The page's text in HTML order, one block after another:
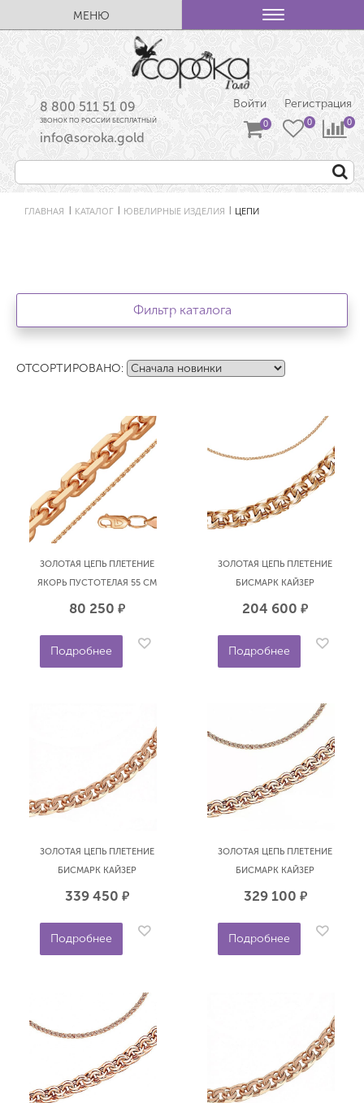
МЕНЮ
8 800 511 51 09
ЗВОНОК ПО РОССИИ БЕСПЛАТНЫЙ
info@soroka.gold
Войти Регистрация
ГЛАВНАЯ КАТАЛОГ ЮВЕЛИРНЫЕ ИЗДЕЛИЯ ЦЕПИ
Фильтр каталога
ОТСОРТИРОВАНО:
ЗОЛОТАЯ ЦЕПЬ ПЛЕТЕНИЕ
ЯКОРЬ ПУСТОТЕЛАЯ 55 СМ
БРОННИЦКИЙ ЮВЕЛИР
80 250 р.
Подробнее
ЗОЛОТАЯ ЦЕПЬ ПЛЕТЕНИЕ
БИСМАРК КАЙЗЕР
ПОЛНОВЕСНАЯ 55 СМ
12055382155
204 600 р.
Подробнее
ЗОЛОТАЯ ЦЕПЬ ПЛЕТЕНИЕ
БИСМАРК КАЙЗЕР
ПОЛНОВЕСНАЯ 60 СМ
12070382160
339 450 р.
Подробнее
ЗОЛОТАЯ ЦЕПЬ ПЛЕТЕНИЕ
БИСМАРК КАЙЗЕР
ПУСТОТЕЛАЯ 60 СМ
10100380160
329 100 р.
Подробнее